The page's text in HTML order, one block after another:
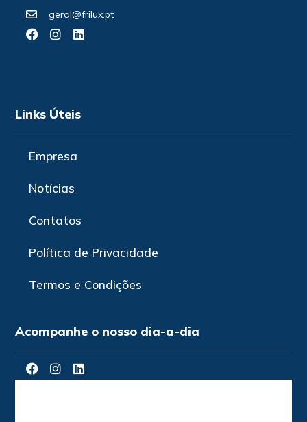
geral@frilux.pt
Links Úteis
Empresa
Notícias
Contatos
Política de Privacidade
Termos e Condições
Acompanhe o nosso dia-a-dia